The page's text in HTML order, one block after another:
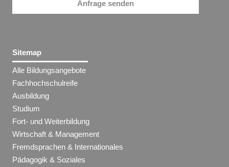
Anfrage senden
Sitemap
Alle Bildungsangebote
Fachhochschulreife
Ausbildung
Studium
Fort- und Weiterbildung
Wirtschaft & Management
Fremdsprachen & Internationales
Pädagogik & Soziales